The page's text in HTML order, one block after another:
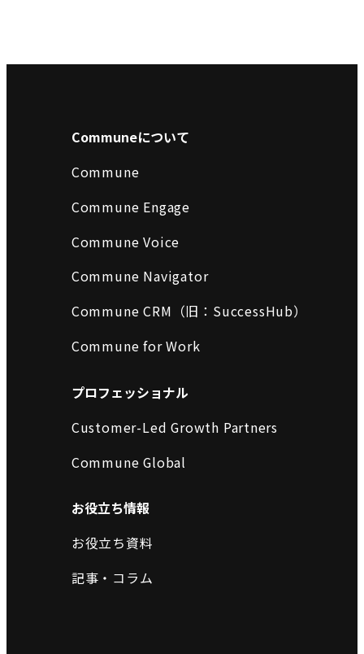
Communeについて
Commune
Commune Engage
Commune Voice
Commune Navigator
Commune CRM（旧：SuccessHub）
Commune for Work
プロフェッショナル
Customer-Led Growth Partners
Commune Global
お役立ち情報
お役立ち資料
記事・コラム